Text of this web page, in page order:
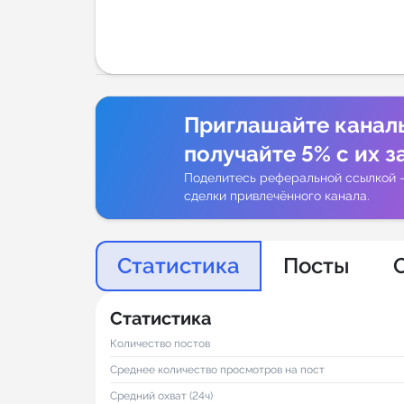
Приглашайте
получайте 5% с их
Поделитесь реферальной ссылкой
сделки привлечённого канала.
Статистика Посты
Статистика
Количество постов
Среднее количество просмотров на пост
Средний охват (24ч)